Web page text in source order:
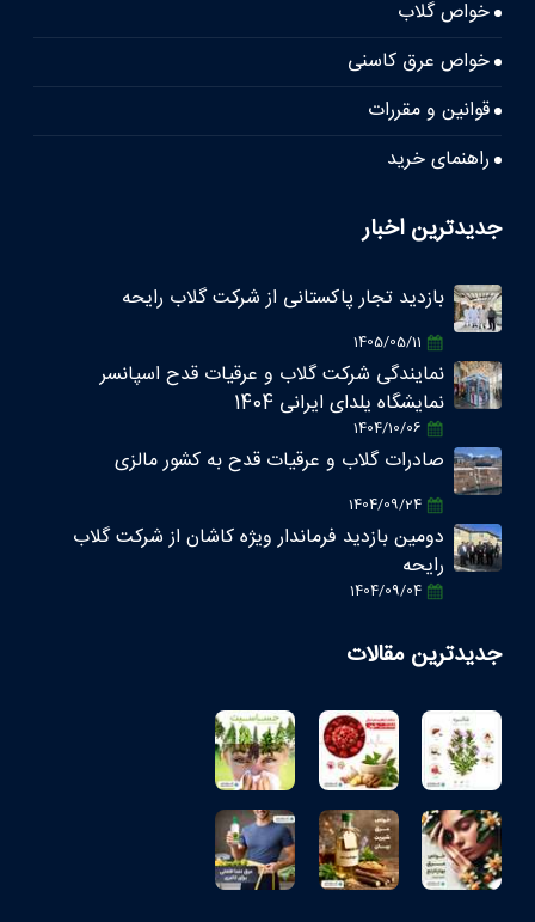
خواص گلاب
خواص عرق کاسنی
قوانین و مقررات
راهنمای خرید
جدیدترین اخبار
بازدید تجار پاکستانی از شرکت گلاب رایحه
1405/05/11
نمایندگی شرکت گلاب و عرقیات قدح اسپانسر
نمایشگاه یلدای ایرانی 1404
1404/10/06
صادرات گلاب و عرقیات قدح به کشور مالزی
1404/09/24
دومین بازدید فرماندار ویژه کاشان از شرکت گلاب
رایحه
1404/09/04
جدیدترین مقالات